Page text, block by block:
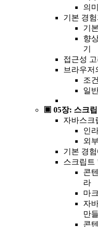
의
기본 경
기
향
기
접근성 고
브라우저
조
일
▣ 05장: 스크
자바스크
인
외
기본 경
스크립트
콘
라
마
자
만
콘